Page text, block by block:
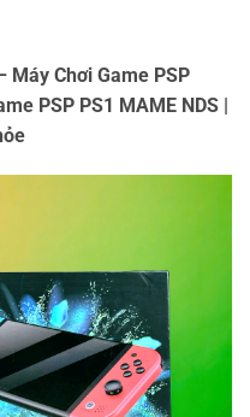
Máy Chơi Game PSP
PSP PS1 MAME NDS |